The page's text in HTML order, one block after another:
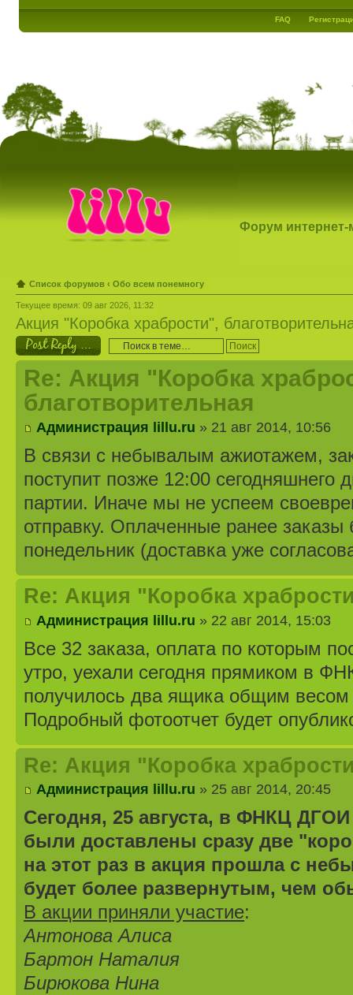
FAQ
Форум интернет-
Список форумов ‹ Обо всем понемногу
Текущее время: 09 авг 2026, 11:32
Акция "Коробка храбрости",
Ответить
Re: Акция "Коробка
благотворительная
Администрация lillu.ru » 21 авг 2014, 10:56
В связи с небывалым ажиотажем,
поступит позже 12:00 сегодняшнего
партии. Иначе мы не успеем
отправку. Оплаченные ранее заказы
понедельник (доставка уже
Re: Акция "Коробка
Администрация lillu.ru » 22 авг 2014, 15:03
Все 32 заказа, оплата по которым
утро, уехали сегодня прямиком в
получилось два ящика общим
Подробный фотоотчет будет
Re: Акция "Коробка
Администрация lillu.ru » 25 авг 2014, 20:45
Сегодня, 25 августа, в ФНКЦ
были доставлены сразу две
на этот раз в акция прошла с
будет более развернутым, чем
В акции приняли участие:
Антонова Алиса
Бартон Наталия
Бирюкова Нина